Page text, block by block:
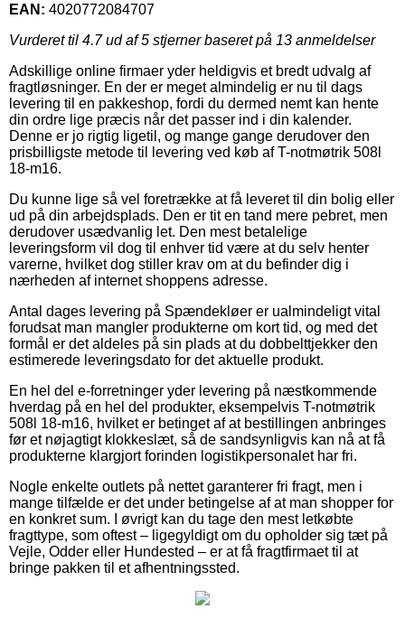
EAN: 4020772084707
Vurderet til 4.7ud af 5 stjerner baseret på 13 anmeldelser
Adskillige online firmaer yder heldigvis et bredt udvalg af
fragtløsninger. En der er meget almindelig er nu til dags
levering til en pakkeshop, fordi du dermed nemt kan hente
din ordre lige præcis når det passer ind i din kalender.
Denne er jo rigtig ligetil, og mange gange derudover den
prisbilligste metode til levering ved køb af T-notmøtrik 508l
18-m16.
Du kunne lige så vel foretrække at få leveret til din bolig eller
ud på din arbejdsplads. Den er tit en tand mere pebret, men
derudover usædvanlig let. Den mest betalelige
leveringsform vil dog til enhver tid være at du selv henter
varerne, hvilket dog stiller krav om at du befinder dig i
nærheden af internet shoppens adresse.
Antal dages levering på Spændekløer er ualmindeligt vital
forudsat man mangler produkterne om kort tid, og med det
formål er det aldeles på sin plads at du dobbelttjekker den
estimerede leveringsdato for det aktuelle produkt.
En hel del e-forretninger yder levering på næstkommende
hverdag på en hel del produkter, eksempelvis T-notmøtrik
508l 18-m16, hvilket er betinget af at bestillingen anbringes
før et nøjagtigt klokkeslæt, så de sandsynligvis kan nå at få
produkterne klargjort forinden logistikpersonalet har fri.
Nogle enkelte outlets på nettet garanterer fri fragt, men i
mange tilfælde er det under betingelse af at man shopper for
en konkret sum. I øvrigt kan du tage den mest letkøbte
fragttype, som oftest – ligegyldigt om du opholder sig tæt på
Vejle, Odder eller Hundested – er at få fragtfirmaet til at
bringe pakken til et afhentningssted.